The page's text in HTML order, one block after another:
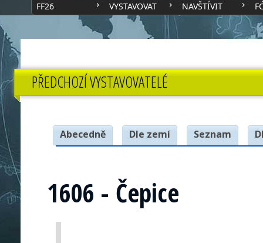
FF26 VYSTAVOVAT NAVŠTÍVIT
PŘEDCHOZÍ VYSTAVOVATELÉ
Abecedně Dle zemí Seznam
1606 - Čepice